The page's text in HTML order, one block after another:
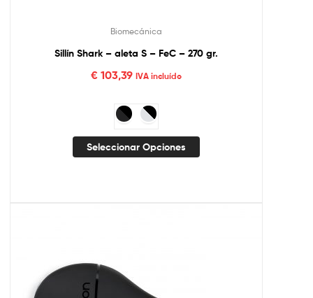
Biomecánica
Sillín Shark – aleta S – FeC – 270 gr.
€ 103,39 IVA incluído
Seleccionar Opciones